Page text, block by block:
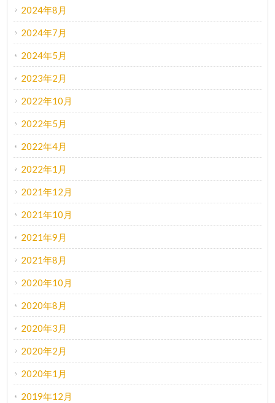
2024年8月
2024年7月
2024年5月
2023年2月
2022年10月
2022年5月
2022年4月
2022年1月
2021年12月
2021年10月
2021年9月
2021年8月
2020年10月
2020年8月
2020年3月
2020年2月
2020年1月
2019年12月